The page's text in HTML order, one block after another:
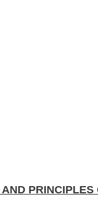
PRINCIPLES